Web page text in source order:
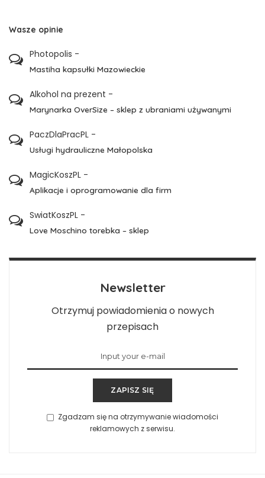
Wasze opinie
Photopolis -
Mastiha kapsułki Mazowieckie
Alkohol na prezent -
Marynarka OverSize – sklep z ubraniami używanymi
PaczDlaPracPL -
Usługi hydrauliczne Małopolska
MagicKoszPL -
Aplikacje i oprogramowanie dla firm
SwiatKoszPL -
Love Moschino torebka – sklep
Newsletter
Otrzymuj powiadomienia o nowych
przepisach
ZAPISZ SIĘ
Zgadzam się na otrzymywanie wiadomości
reklamowych z serwisu.